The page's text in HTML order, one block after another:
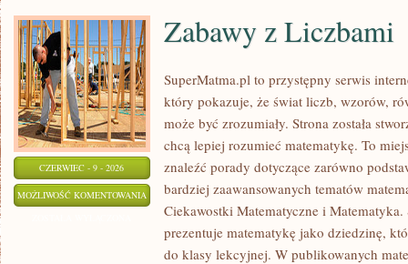
CZERWIEC - 9 - 2026
MOŻLIWOŚĆ KOMENTOWANIA ZABAWY
LICZBAMI
Zabawy z Liczbami
SuperMatma.pl to przystępny serwis
który pokazuje, że świat liczb, wzorów,
może być zrozumiały. Strona została
chcą lepiej rozumieć matematykę. To
znaleźć porady dotyczące zarówno
bardziej zaawansowanych tematów
Ciekawostki Matematyczne i
prezentuje matematykę jako dziedzinę,
do klasy lekcyjnej. W publikowanych